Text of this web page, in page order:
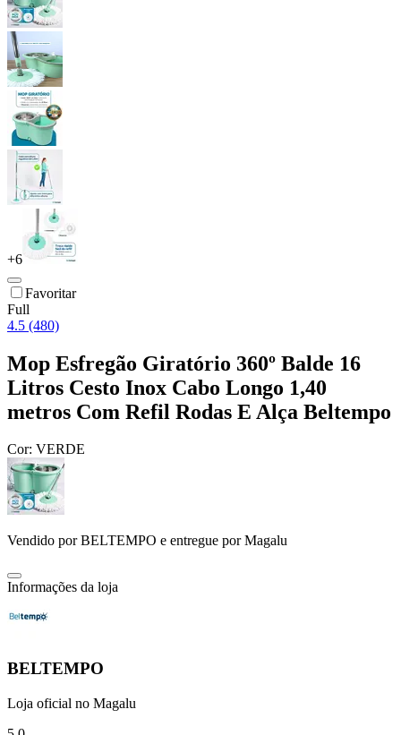
+6
Favoritar
Full
4.5 (480)
Mop Esfregão Giratório 360º Balde 16
Litros Cesto Inox Cabo Longo 1,40
metros Com Refil Rodas E Alça Beltempo
Cor: VERDE
Vendido porBELTEMPO e entregue por Magalu
Informações da loja
BELTEMPO
Loja oficial no Magalu